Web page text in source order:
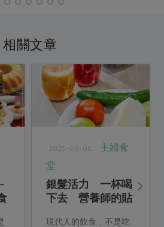
相關文章
2025-09-08
主婦食
堂
銀髮活力 一杯喝
下去 營養師的貼
現代人的飲食，不是吃